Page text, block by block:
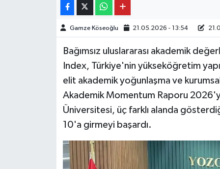
Gamze Köseoğlu 21.05.2026 - 13:54
Bağımsız uluslararası akademik
Index, Türkiye'nin yükseköğretim
elit akademik yoğunlaşma ve
Akademik Momentum Raporu
Üniversitesi, üç farklı alanda
10'a girmeyi başardı.